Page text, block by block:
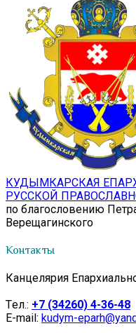
КУДЫМКАРСКАЯ
РУССКОЙ
по благословению
Верещагинского
Контакты
Канцелярия
Tел.: +7 (34260) 4-36-48
E-mail: kudym-